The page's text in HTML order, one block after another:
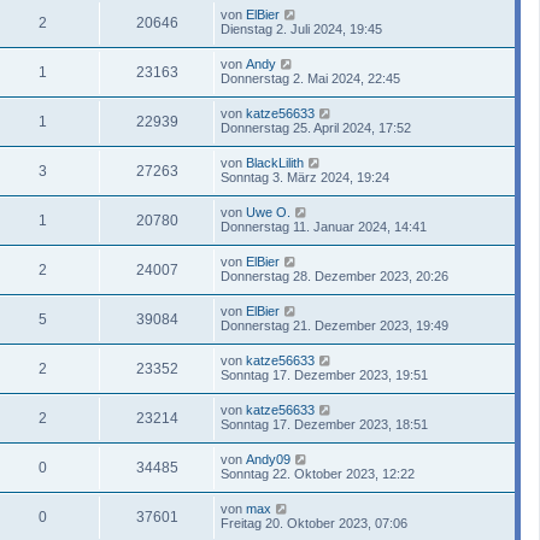
2 20646 von ElBier
Dienstag 2. Juli 2024, 19:45
1 23163 von Andy
Donnerstag 2. Mai 2024, 22:45
1 22939 von katze56633
Donnerstag 25. April 2024, 17:52
3 27263 von BlackLilith
Sonntag 3. März 2024, 19:24
1 20780 von Uwe O.
Donnerstag 11. Januar 2024, 14:41
2 24007 von ElBier
Donnerstag 28. Dezember 2023, 20:26
5 39084 von ElBier
Donnerstag 21. Dezember 2023, 19:49
2 23352 von katze56633
Sonntag 17. Dezember 2023, 19:51
2 23214 von katze56633
Sonntag 17. Dezember 2023, 18:51
0 34485 von Andy09
Sonntag 22. Oktober 2023, 12:22
0 37601 von max
Freitag 20. Oktober 2023, 07:06